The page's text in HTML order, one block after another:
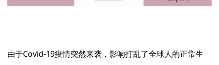
由于Covid-19疫情突然来袭，影响打乱了全球人的正常生